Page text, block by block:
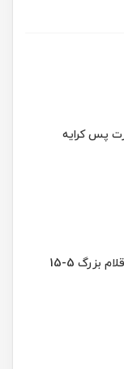
پس کرایه
ارسال اقلام کوچک 2-5 روز کاری ارسال اقلام بزرگ 5-15